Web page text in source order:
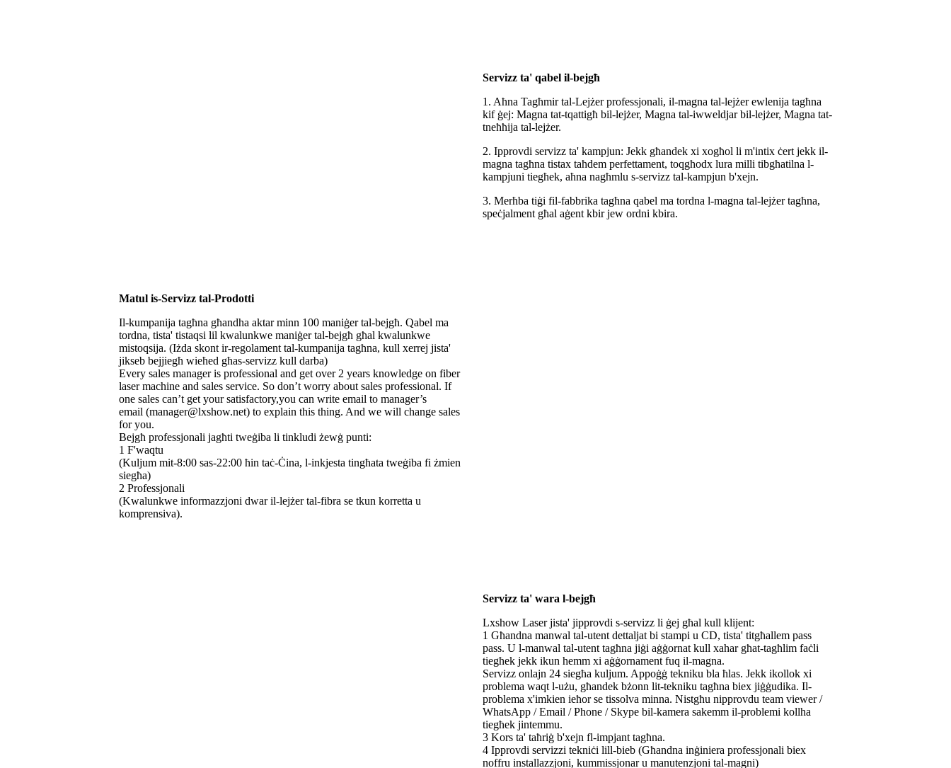
Servizz ta' qabel il-bejgħ
1. Aħna Tagħmir tal-Lejżer professjonali, il-magna tal-lejżer ewlenija tagħna
kif ġej: Magna tat-tqattigħ bil-lejżer, Magna tal-iwweldjar bil-lejżer, Magna tat-
tneħħija tal-lejżer.
2. Ipprovdi servizz ta' kampjun: Jekk għandek xi xogħol li m'intix ċert jekk il-
magna tagħna tistax taħdem perfettament, toqgħodx lura milli tibgħatilna l-
kampjuni tiegħek, aħna nagħmlu s-servizz tal-kampjun b'xejn.
3. Merħba tiġi fil-fabbrika tagħna qabel ma tordna l-magna tal-lejżer tagħna,
speċjalment għal aġent kbir jew ordni kbira.
Matul is-Servizz tal-Prodotti
Il-kumpanija tagħna għandha aktar minn 100 maniġer tal-bejgħ. Qabel ma
tordna, tista' tistaqsi lil kwalunkwe maniġer tal-bejgħ għal kwalunkwe
mistoqsija. (Iżda skont ir-regolament tal-kumpanija tagħna, kull xerrej jista'
jikseb bejjiegħ wieħed għas-servizz kull darba)
Every sales manager is professional and get over 2 years knowledge on fiber
laser machine and sales service. So don’t worry about sales professional. If
one sales can’t get your satisfactory,you can write email to manager’s
email (manager@lxshow.net) to explain this thing. And we will change sales
for you.
Bejgħ professjonali jagħti tweġiba li tinkludi żewġ punti:
1 F'waqtu
(Kuljum mit-8:00 sas-22:00 ħin taċ-Ċina, l-inkjesta tingħata tweġiba fi żmien
siegħa)
2 Professjonali
(Kwalunkwe informazzjoni dwar il-lejżer tal-fibra se tkun korretta u
komprensiva).
Servizz ta' wara l-bejgħ
Lxshow Laser jista' jipprovdi s-servizz li ġej għal kull klijent:
1 Għandna manwal tal-utent dettaljat bi stampi u CD, tista' titgħallem pass
pass. U l-manwal tal-utent tagħna jiġi aġġornat kull xahar għat-tagħlim faċli
tiegħek jekk ikun hemm xi aġġornament fuq il-magna.
Servizz onlajn 24 siegħa kuljum. Appoġġ tekniku bla ħlas. Jekk ikollok xi
problema waqt l-użu, għandek bżonn lit-tekniku tagħna biex jiġġudika. Il-
problema x'imkien ieħor se tissolva minna. Nistgħu nipprovdu team viewer /
WhatsApp / Email / Phone / Skype bil-kamera sakemm il-problemi kollha
tiegħek jintemmu.
3 Kors ta' taħriġ b'xejn fl-impjant tagħna.
4 Ipprovdi servizzi tekniċi lill-bieb (Għandna inġiniera professjonali biex
noffru installazzjoni, kummissjonar u manutenzjoni tal-magni)